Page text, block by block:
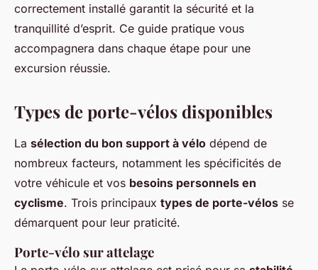
correctement installé garantit la sécurité et la
tranquillité d’esprit. Ce guide pratique vous
accompagnera dans chaque étape pour une
excursion réussie.
Types de porte-vélos disponibles
La sélection du bon support à vélo dépend de
nombreux facteurs, notamment les spécificités de
votre véhicule et vos besoins personnels en
cyclisme. Trois principaux types de porte-vélos se
démarquent pour leur praticité.
Porte-vélo surattelage